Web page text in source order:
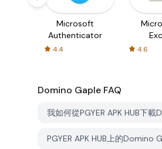
Microsoft
Authenticator
4.4 4.6
Domino Gaple FAQ
我如何從PGYER APK HUB下
PGYER APK HUB上的Domino